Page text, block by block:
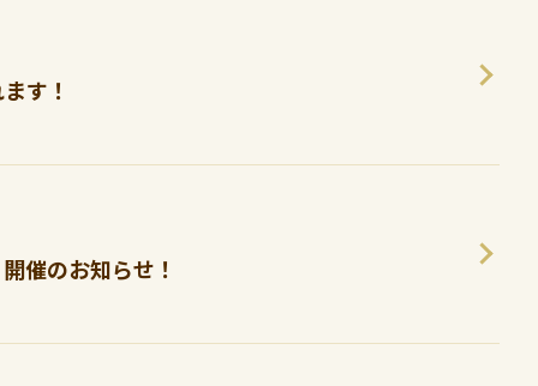
す！
催のお知らせ！